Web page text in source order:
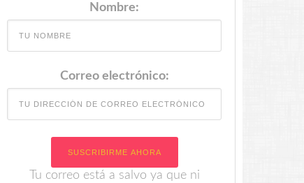
Nombre:
Correo electrónico:
Tu correo está a salvo ya que ni